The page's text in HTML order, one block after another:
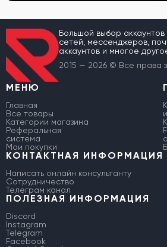
Большой выбор аккаунтов
сетей, мессенджеров,
аккаунтов и многое
2015 — 2026 © Все права
МЕНЮ
Главная
Все товары
Категории магазина
Реферальная
система
Мои покупки
КОНТАКТНАЯ ИНФОРМАЦИЯ
Написать онлайн консультанту
Сотрудничество
Телеграм канал
ПОЛЕЗНАЯ ИНФОРМАЦИЯ
Discord
Instagram
Telegram
Facebook